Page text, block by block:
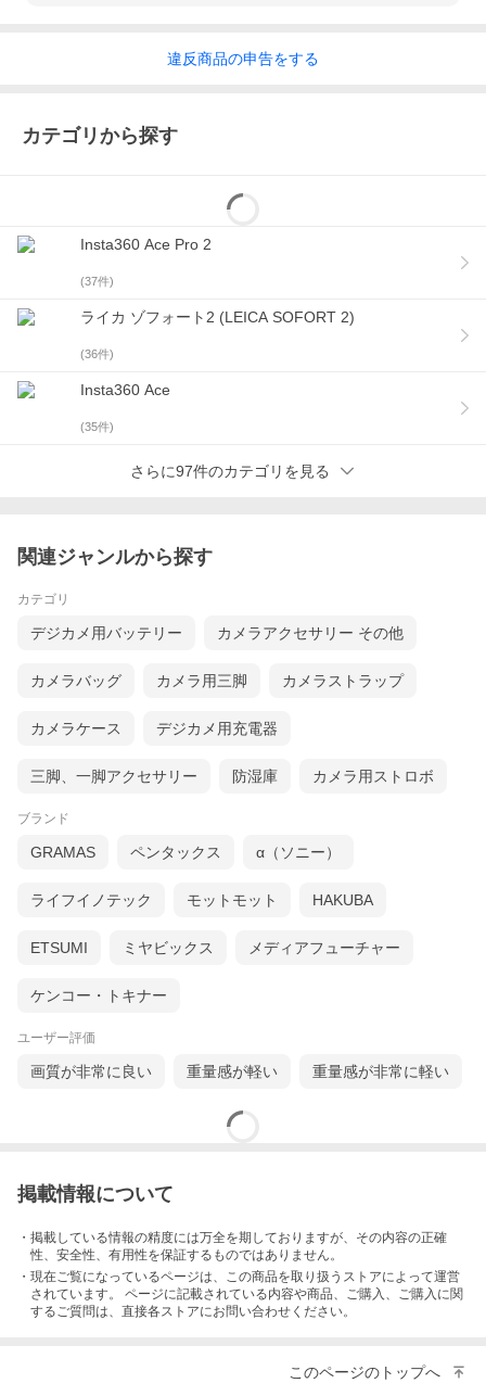
違反商品の申告をする
カテゴリから探す
Insta360 Ace Pro 2
(37件)
ライカ ゾフォート2 (LEICA SOFORT 2)
(36件)
Insta360 Ace
(35件)
さらに97件のカテゴリを見る
関連ジャンルから探す
カテゴリ
デジカメ用バッテリー カメラアクセサリー その他
カメラバッグ カメラ用三脚 カメラストラップ
カメラケース デジカメ用充電器
三脚、一脚アクセサリー 防湿庫 カメラ用ストロボ
ブランド
GRAMAS ペンタックス α（ソニー）
ライフイノテック モットモット HAKUBA
ETSUMI ミヤビックス メディアフューチャー
ケンコー・トキナー
ユーザー評価
画質が非常に良い 重量感が軽い 重量感が非常に軽い
掲載情報について
・掲載している情報の精度には万全を期しておりますが、その内容の正確
性、安全性、有用性を保証するものではありません。
・現在ご覧になっているページは、この商品を取り扱うストアによって運営
されています。 ページに記載されている内容や商品、ご購入 、ご購入に関
するご質問は、直接各ストアにお問い合わせください。
このページのトップへ